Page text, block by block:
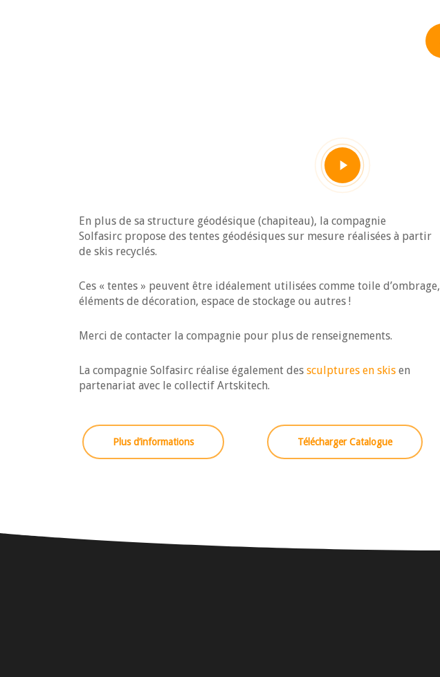
Play
Video
En plus de sa structure géodésique (chapiteau), la compagnie
Solfasirc propose des tentes géodésiques sur mesure réalisées à partir
de skis recyclés.
Ces « tentes » peuvent être idéalement utilisées comme toile d’ombrage,
éléments de décoration, espace de stockage ou autres !
Merci de contacter la compagnie pour plus de renseignements.
La compagnie Solfasirc réalise également des sculptures en skis en
partenariat avec le collectif Artskitech.
Plus d’informations Télécharger Catalogue